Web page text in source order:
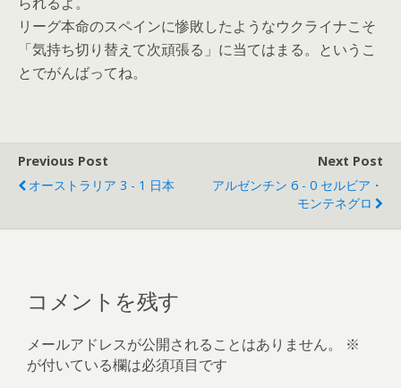
リーグ本命のスペインに惨敗したようなウクライナこそ
「気持ち切り替えて次頑張る」に当てはまる。というこ
とでがんばってね。
Previous Post
オーストラリア 3 - 1 日本
Next Post
アルゼンチン 6 - 0 セルビア・
モンテネグロ
コメントを残す
メールアドレスが公開されることはありません。
※
が付いている欄は必須項目です